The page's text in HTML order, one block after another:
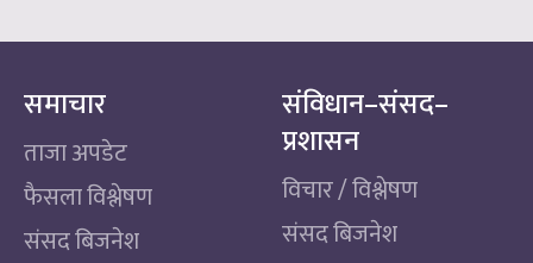
समाचार
ताजा अपडेट
फैसला विश्लेषण
संसद बिजनेश
संविधान–संसद–
प्रशासन
विचार / विश्लेषण
संसद बिजनेश